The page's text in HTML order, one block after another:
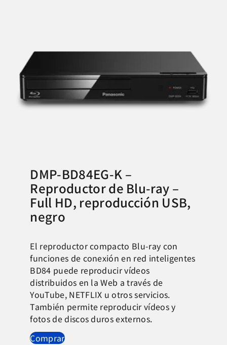
DMP-BD84EG-K –
Reproductor de Blu-ray –
Full HD, reproducción USB,
negro
El reproductor compacto Blu-ray con
funciones de conexión en red inteligentes
BD84 puede reproducir vídeos
distribuidos en la Web a través de
YouTube, NETFLIX u otros servicios.
También permite reproducir vídeos y
fotos de discos duros externos.
Comprar